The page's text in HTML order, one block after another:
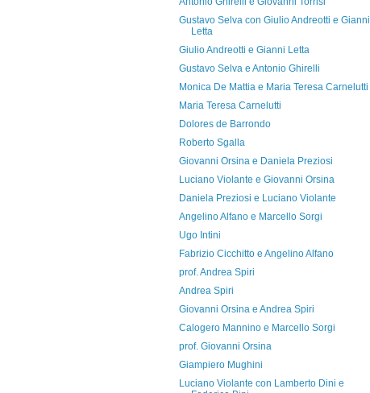
Gustavo Selva con Giulio Andreotti e Gianni
Letta
Giulio Andreotti e Gianni Letta
Gustavo Selva e Antonio Ghirelli
Monica De Mattia e Maria Teresa Carnelutti
Maria Teresa Carnelutti
Dolores de Barrondo
Roberto Sgalla
Giovanni Orsina e Daniela Preziosi
Luciano Violante e Giovanni Orsina
Daniela Preziosi e Luciano Violante
Angelino Alfano e Marcello Sorgi
Ugo Intini
Fabrizio Cicchitto e Angelino Alfano
prof. Andrea Spiri
Andrea Spiri
Giovanni Orsina e Andrea Spiri
Calogero Mannino e Marcello Sorgi
prof. Giovanni Orsina
Giampiero Mughini
Luciano Violante con Lamberto Dini e